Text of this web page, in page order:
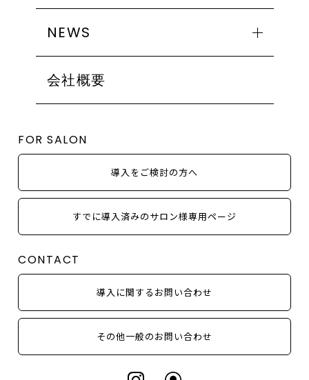
ローズドメーラ
シャトーデボーテ
使用方法
ビオフィート
イラストリアス
ローズドメーラ
コモデックス
お取り扱い店舗一覧
エリアから探す
北海道・東北
関東（東京都以外）
東京
東海
中国・四国
九州・沖縄
取り扱いシリーズから探す
アンストレス
ビオフィート
イラストリアス
フォーエバーヤング
ローズドメーラ
NEWS
ALL
ALL
EVENT
COLUMN
OTHER
会社概要
FOR SALON
導入をご検討の方へ
すでに導入済みのサロン様専用ページ
CONTACT
導入に関するお問い合わせ
その他一般のお問い合わせ